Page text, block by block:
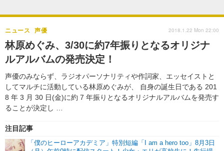
ゲーム・アプリ マンガ
グッズ
声優 コスプレ
舞台 新帝スタ
特集一覧 カバー
ラキりす
連載マンガ
番組・動画
番組・動画一覧
動画
連載・ブログ
連載・ブログ一覧 コラム
編集部ブログ・お知らせ
林原めぐみ、3/30に約7年振りとなるオリジナ
ルアルバムの発売決定！
声優のみならず、ラジオパーソナリティや作詞家、エッセイストと
してマルチに活動している林原めぐみが、 自身の誕生日である 201
8 年 3 月 30 日(金)に約 7 年振りとなるオリジナルアルバムを発売す
ることが決定し …
ニュース 声優
注目記事
「僕のヒーローアカデミア」特別短編「I am a hero too」8月3日
2018.1.22 Mon 22:00